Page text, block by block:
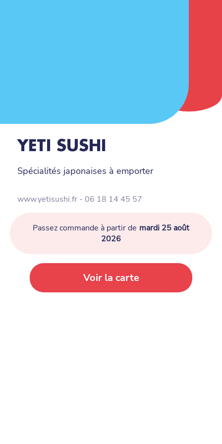
YETI SUSHI
Spécialités japonaises à emporter
www.yetisushi.fr - 06 18 14 45 57
Passez commande à partir de mardi 25 août
2026
Voir la carte